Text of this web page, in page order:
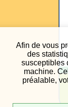
Afin de vous
des
susceptibles
machine.
préalable,